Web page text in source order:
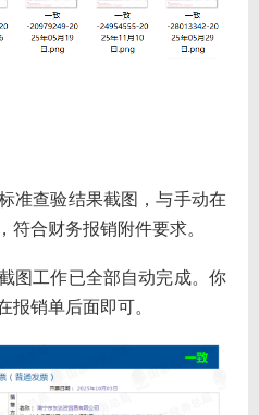
准查验结果截图，与手动在
符合财务报销附件要求。
图工作已全部自动完成。你
报销单后面即可。